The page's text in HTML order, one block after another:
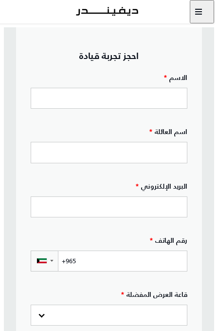
احجز تجربة قيادة
الاسم *
اسم العائلة *
البريد الإلكتروني *
رقم الهاتف *
▼
قاعة العرض المفضلة *